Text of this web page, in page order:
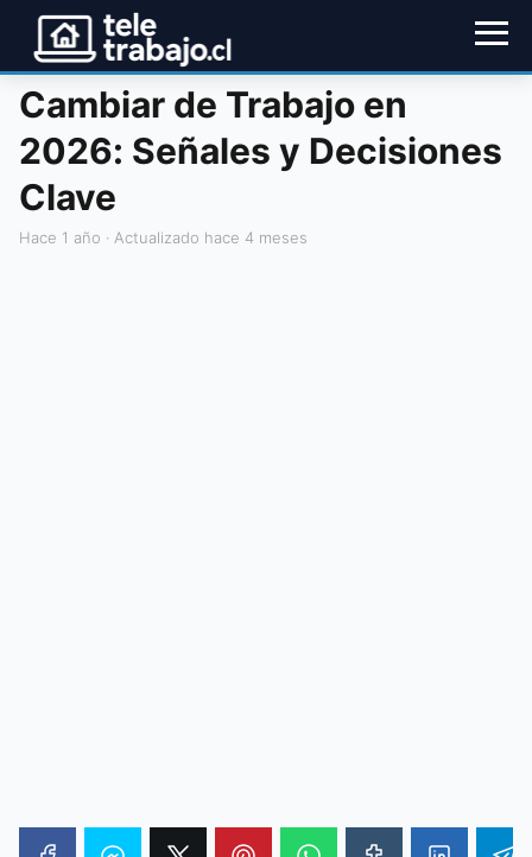
Cambiar de Trabajo en
2026: Señales y Decisiones
Clave
hace 1 año · Actualizado hace 4 meses